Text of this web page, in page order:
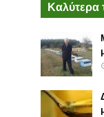
Καλύτερα